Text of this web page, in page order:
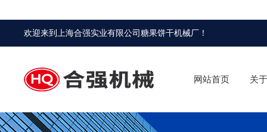
欢迎来到 上海合强实业有限公司糖果饼干机械厂 ！
网站首页 关